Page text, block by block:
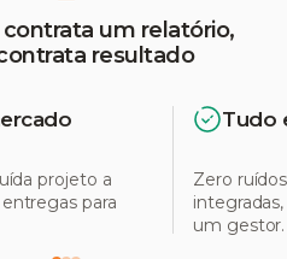
um relatório,
resultado
projeto a
para
Tudo
Zero
um gestor.